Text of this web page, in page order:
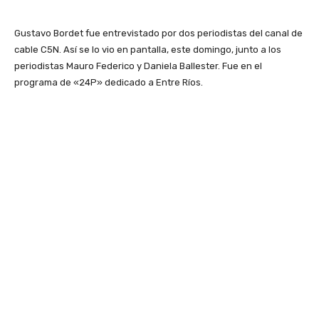
Gustavo Bordet fue entrevistado por dos periodistas del canal de
cable C5N. Así se lo vio en pantalla, este domingo, junto a los
periodistas Mauro Federico y Daniela Ballester. Fue en el
programa de «24P» dedicado a Entre Ríos.